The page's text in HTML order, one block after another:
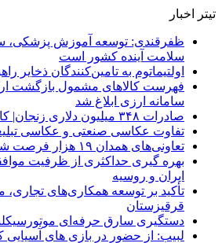
تیتر اخبار
ظفرقندی: توسعه آموزش پزشکی،
سلامت آینده کشور است
اولتیماتوم به تامین‌کنندگان ذخایر
فهرست کالاهای مشمول بازگشت
سامانه ارزی ابلاغ شد
صادرات ۳۴۸ میلیون دلاری زنجان| ‌کاهش ۱۷ درصدی واردات
تفاوت عکاسی صنعتی و عکاسی
تعاونی‌های همدان ۱۹ هزار فرصت شغلی ایجاد کرده‌اند
بهره گیری حداکثری از ظرفیت
ایران و روسیه
تأکید بر توسعه همکاری‌های تجاری،
قرقیزستان
دستگیری سارق حرفه‌ای
لبیب: از حضور در بازی های آسیایی